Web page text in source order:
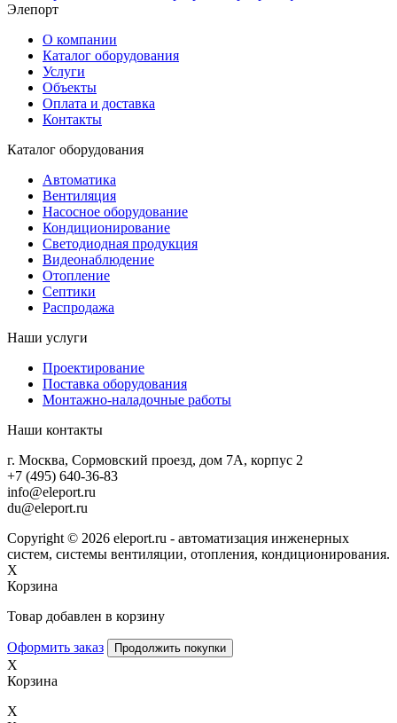
Элепорт
О компании
Каталог оборудования
Услуги
Объекты
Оплата и доставка
Контакты
Каталог оборудования
Автоматика
Вентиляция
Насосное оборудование
Кондиционирование
Светодиодная продукция
Видеонаблюдение
Отопление
Септики
Распродажа
Наши услуги
Проектирование
Поставка оборудования
Монтажно-наладочные работы
Наши контакты
г. Москва, Сормовский проезд, дом 7А, корпус 2
+7 (495) 640-36-83
info@eleport.ru
du@eleport.ru
Copyright © 2026 eleport.ru - автоматизация инженерных
систем, системы вентиляции, отопления, кондиционирования.
X
Корзина
Товар добавлен в корзину
Оформить заказ Продолжить покупки
X
Корзина
X